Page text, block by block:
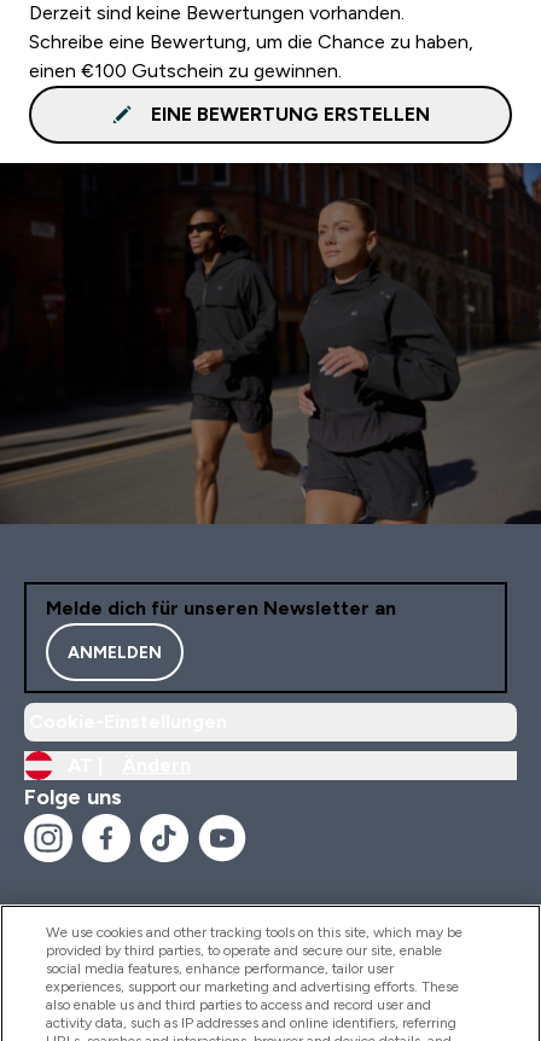
Derzeit sind keine Bewertungen vorhanden.
Schreibe eine Bewertung, um die Chance zu haben,
einen €100 Gutschein zu gewinnen.
EINE BEWERTUNG ERSTELLEN
Melde dich für unseren Newsletter an
ANMELDEN
Folge uns
Hilfe Und Informationen
We use cookies and other tracking tools on this site, which may be
provided by third parties, to operate and secure our site, enable
social media features, enhance performance, tailor user
experiences, support our marketing and advertising efforts. These
also enable us and third parties to access and record user and
activity data, such as IP addresses and online identifiers, referring